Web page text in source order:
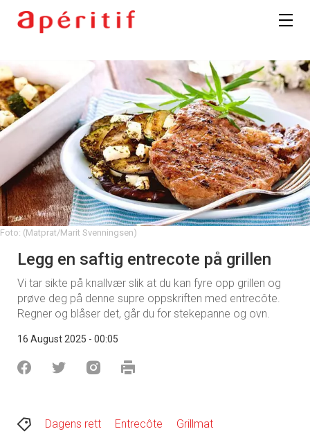
Foto: (Matprat/Marit Svenningsen)
Legg en saftig entrecote på grillen
Vi tar sikte på knallvær slik at du kan fyre opp grillen og
prøve deg på denne supre oppskriften med entrecôte.
Regner og blåser det, går du for stekepanne og ovn.
16 August 2025 - 00:05
Dagens rett Entrecôte Grillmat